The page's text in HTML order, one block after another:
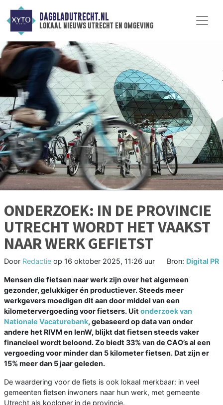
DAGBLADUTRECHT.NL
lokaal nieuws utrecht en omgeving
ONDERZOEK: IN DE PROVINCIE
UTRECHT WORDT HET VAAKST
NAAR WERK GEFIETST
Door Redactie op 16 oktober 2025, 11:26 uur Bron: Digital PR
Mensen die fietsen naar werk zijn over het algemeen
gezonder, gelukkiger én productiever. Steeds meer
werkgevers moedigen dit aan door middel van een
kilometervergoeding voor fietsers. Uit onderzoek van
Nationale Vacaturebank, gebaseerd op data van onder
andere het RIVM en IenW, blijkt dat fietsen steeds vaker
financieel wordt beloond. Zo biedt 33% van de CAO’s al een
vergoeding voor minder dan 5 kilometer fietsen. Dat zijn er
15% meer dan 5 jaar geleden.
De waardering voor de fiets is ook lokaal merkbaar: in veel
gemeenten fietsen inwoners naar hun werk, met gemeente
Utrecht als koploper in de provincie.